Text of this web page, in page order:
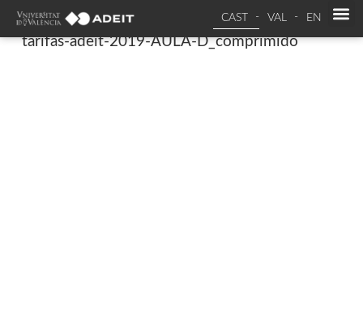
CAST VAL EN
tarifas-adeit-2019-AULA-D_comprimido